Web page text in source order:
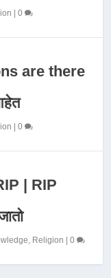
|0
are there
|0
| RIP
, Religion |0